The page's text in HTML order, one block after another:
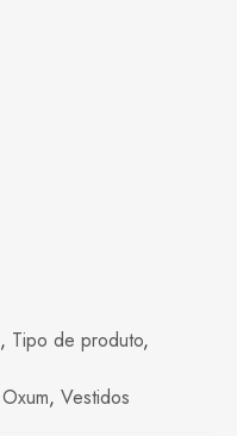
, Tipo de produto,
Oxum, Vestidos